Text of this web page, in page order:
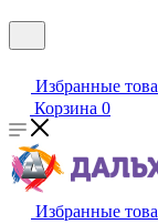
Избранные
Корзина 0
Избранные